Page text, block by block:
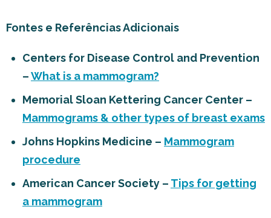
Fontes e Referências Adicionais
Centers for Disease Control and Prevention
–What is a mammogram?
Memorial Sloan Kettering Cancer Center –
Mammograms & other types of breast exams
Johns Hopkins Medicine – Mammogram
procedure
American Cancer Society – Tips for getting
a mammogram